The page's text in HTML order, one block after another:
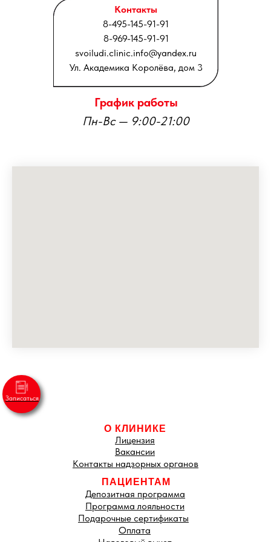
Контакты
8-495-145-91-91
8-969-145-91-91
svoiludi.clinic.info@yandex.ru
Ул. Академика Королёва, дом 3
График работы
Пн-Вс — 9:00-21:00
О КЛИНИКЕ
ПАЦИЕНТАМ
Лицензия
Вакансии
Контакты надзорных органов
Депозитная программа
Программа лояльности
Оплата
Подарочные сертификаты